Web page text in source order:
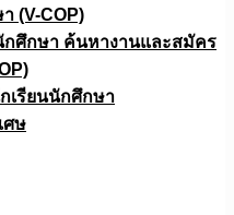
(V-COP)
กศึกษา ค้นหางานและสมัคร
เรียนนักศึกษา
ศษ